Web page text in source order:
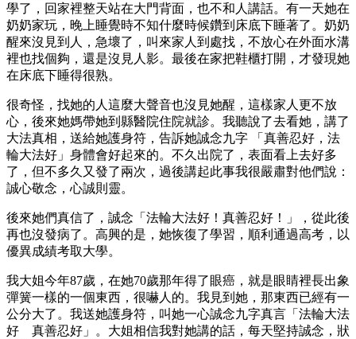
學了，回家裡整天站在大門背面，也不和人講話。有一天她在
奶奶家玩，晚上睡覺時不知什麼時候鑽到床底下睡著了。奶奶
醒來沒見到人，急壞了，叫來家人到處找，不放心在外面水溝
裡也找個夠，還是沒見人影。最後在家把鞋櫃打開，才發現她
在床底下睡得很熟。
很奇怪，找她的人這麼大聲音也沒見她醒，這樣家人更不放
心，後來她媽帶她到縣醫院住院就診。我聽說了去看她，講了
大法真相，送給她護身符，告訴她誠念九字 「真善忍好，法
輪大法好」身體會好起來的。不久出院了，表面看上去好多
了，但不多久又發了兩次，過後講起此事我很嚴肅對他們說：
誠心敬念，心誠則靈。
後來她們真信了，誠念「法輪大法好！真善忍好！」，從此後
再也沒發病了。高興的是，她恢復了學習，順利通過高考，以
優異成績考取大學。
我大姐今年87歲，在她70歲那年得了眼癌，就是眼睛裡長出象
彈簧一樣的一個東西，很嚇人的。我見到她，那東西已經有一
公分大了。我送她護身符，叫她一心誠念九字真言「法輪大法
好 真善忍好」。大姐相信我對她講的話，每天堅持誠念，狀